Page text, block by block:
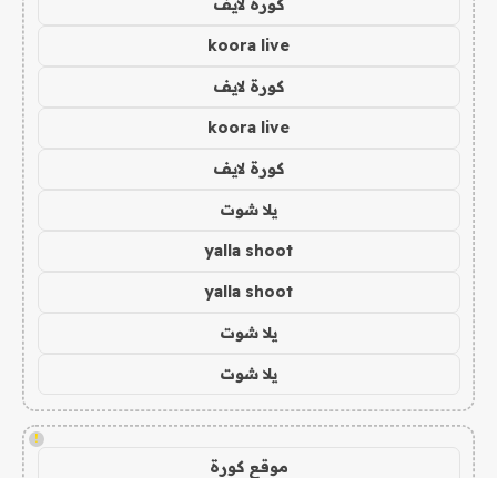
koora live
كورة لايف
koora live
كورة لايف
يلا شوت
yalla shoot
yalla shoot
يلا شوت
يلا شوت
!
موقع كورة